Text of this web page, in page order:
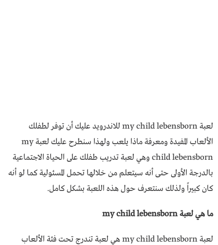
لعبة my child lebensborn للاندرويد عليك أن توفر لطفلك
الألعاب المفيدة ومعرفة ماذا يلعب ولهذا سنطرح عليك لعبة my
child lebensborn وهي لعبة تدريب طفلك على الحياة الاجتماعية
بالدرجة الأولى حتى أنه سيتعلم من خلالها تحمل المسئولية كما لو أنه
كان كبيراً ولذلك سنتعرف حول هذه اللعبة بشكل كامل.
ما هي لعبة my child lebensborn
لعبة my child lebensborn هي لعبة تندرج تحت فئة الألعاب